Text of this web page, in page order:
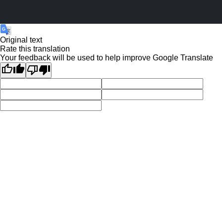
Original text
Rate this translation
Your feedback will be used to help improve Google Translate